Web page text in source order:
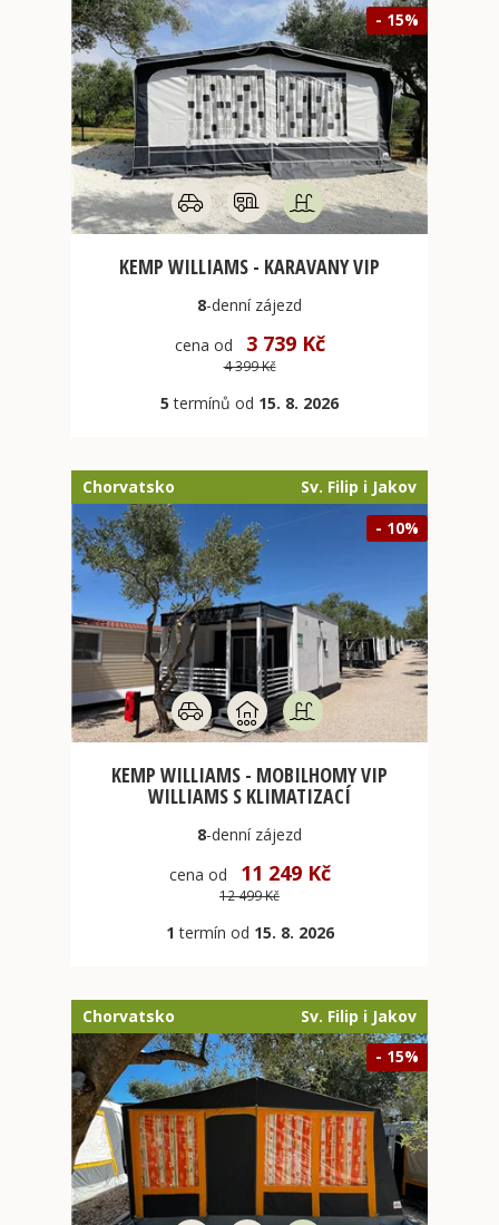
- 15%
KEMP WILLIAMS - KARAVANY VIP
8-dennízájezd
cena od
3 739 Kč
4 399 Kč
5 termínů od 15. 8. 2026
Chorvatsko Sv. Filip i Jakov
- 10%
KEMP WILLIAMS - MOBILHOMY VIP
WILLIAMS S KLIMATIZACÍ
8-dennízájezd
cena od
11 249 Kč
12 499 Kč
1 termín od 15. 8. 2026
Chorvatsko Sv. Filip i Jakov
- 15%